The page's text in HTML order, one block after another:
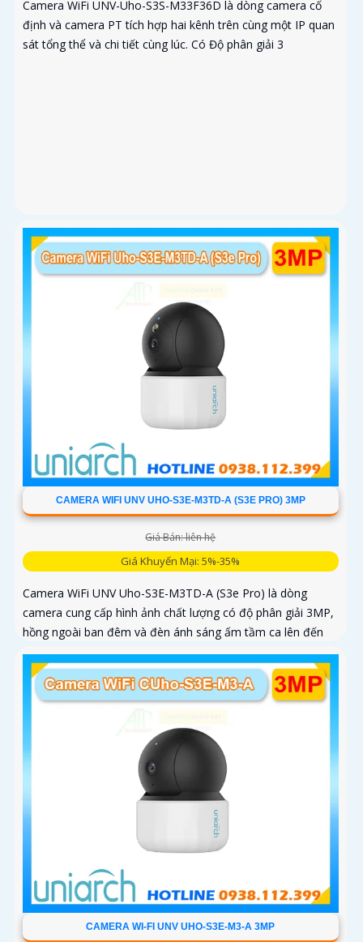
Camera WiFi UNV-Uho-S3S-M33F36D là dòng camera cố
định và camera PT tích hợp hai kênh trên cùng một IP quan
sát tổng thể và chi tiết cùng lúc. Có Độ phân giải 3
CAMERA WIFI UNV UHO-S3E-M3TD-A (S3E PRO) 3MP
Giá Bán: liên hệ
Giá Khuyến Mại: 5%-35%
Camera WiFi UNV Uho-S3E-M3TD-A (S3e Pro) là dòng
camera cung cấp hình ảnh chất lượng có độ phân giải 3MP,
hồng ngoài ban đêm và đèn ánh sáng ấm tầm ca lên đến
10m
CAMERA WI-FI UNV UHO-S3E-M3-A 3MP